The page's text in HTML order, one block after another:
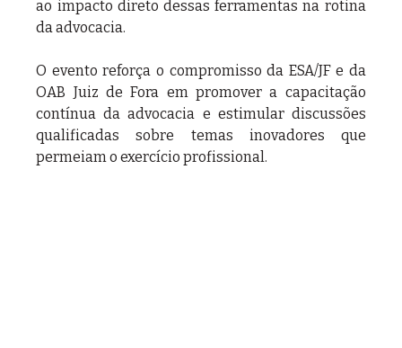
ao impacto direto dessas ferramentas na rotina
da advocacia.
O evento reforça o compromisso da ESA/JF e da
OAB Juiz de Fora em promover a capacitação
contínua da advocacia e estimular discussões
qualificadas sobre temas inovadores que
permeiam o exercício profissional.